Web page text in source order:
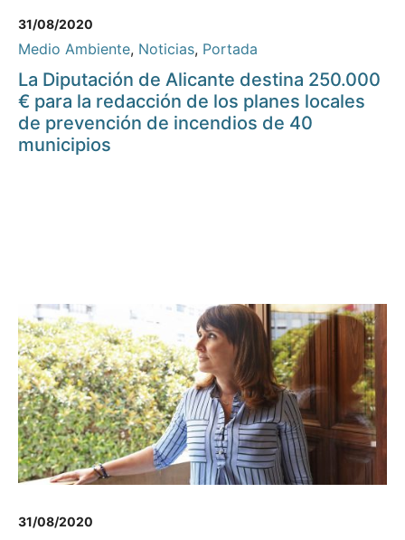
31/08/2020
Medio Ambiente, Noticias, Portada
La Diputación de Alicante destina 250.000
€ para la redacción de los planes locales
de prevención de incendios de 40
municipios
31/08/2020